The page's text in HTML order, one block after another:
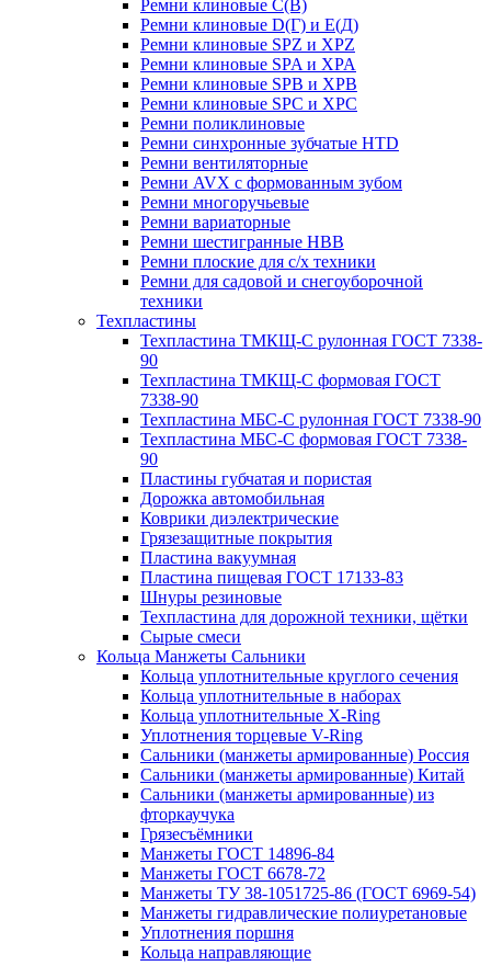
Ремни клиновые С(В)
Ремни клиновые D(Г) и Е(Д)
Ремни клиновые SPZ и XPZ
Ремни клиновые SPA и XPA
Ремни клиновые SPB и XPB
Ремни клиновые SPC и XPC
Ремни поликлиновые
Ремни синхронные зубчатые HTD
Ремни вентиляторные
Ремни AVX с формованным зубом
Ремни многоручьевые
Ремни вариаторные
Ремни шестигранные HBB
Ремни плоские для с/х техники
Ремни для садовой и снегоуборочной
техники
Техпластины
Техпластина ТМКЩ-С рулонная ГОСТ 7338-
90
Техпластина ТМКЩ-С формовая ГОСТ
7338-90
Техпластина МБС-С рулонная ГОСТ 7338-90
Техпластина МБС-С формовая ГОСТ 7338-
90
Пластины губчатая и пористая
Дорожка автомобильная
Коврики диэлектрические
Грязезащитные покрытия
Пластина вакуумная
Пластина пищевая ГОСТ 17133-83
Шнуры резиновые
Техпластина для дорожной техники, щётки
Сырые смеси
Кольца Манжеты Сальники
Кольца уплотнительные круглого сечения
Кольца уплотнительные в наборах
Кольца уплотнительные Х-Ring
Уплотнения торцевые V-Ring
Сальники (манжеты армированные) Россия
Сальники (манжеты армированные) Китай
Сальники (манжеты армированные) из
фторкаучука
Грязесъёмники
Манжеты ГОСТ 14896-84
Манжеты ГОСТ 6678-72
Манжеты ТУ 38-1051725-86 (ГОСТ 6969-54)
Манжеты гидравлические полиуретановые
Уплотнения поршня
Кольца направляющие